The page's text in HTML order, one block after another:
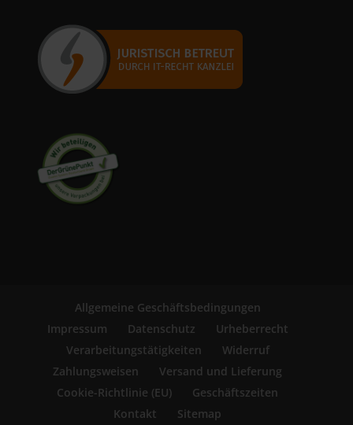
Allgemeine Geschäftsbedingungen
Impressum
Datenschutz
Urheberrecht
Verarbeitungstätigkeiten
Widerruf
Zahlungsweisen
Versand und Lieferung
Cookie-Richtlinie (EU)
Geschäftszeiten
Kontakt
Sitemap